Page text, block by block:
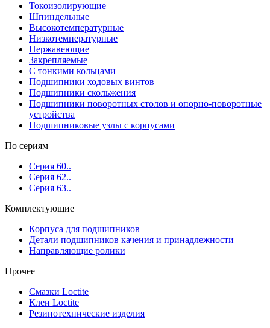
Токоизолирующие
Шпиндельные
Высокотемпературные
Низкотемпературные
Нержавеющие
Закрепляемые
С тонкими кольцами
Подшипники ходовых винтов
Подшипники скольжения
Подшипники поворотных столов и опорно-поворотные
устройства
Подшипниковые узлы с корпусами
По сериям
Серия 60..
Серия 62..
Серия 63..
Комплектующие
Корпуса для подшипников
Детали подшипников качения и принадлежности
Направляющие ролики
Прочее
Смазки Loctite
Клеи Loctite
Резинотехнические изделия